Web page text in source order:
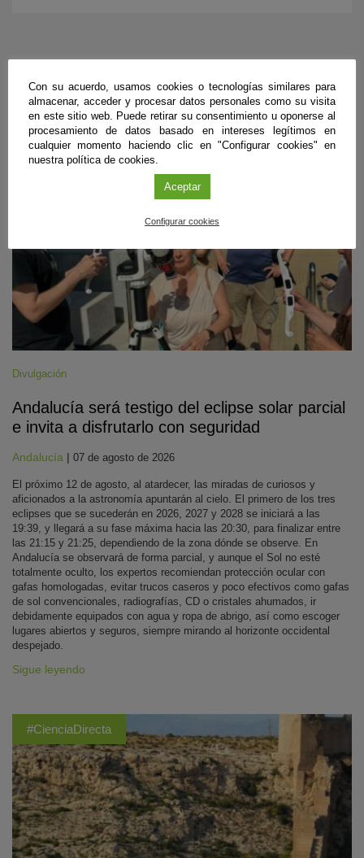
#CienciaDirecta
Divulgación
Andalucía será testigo del eclipse solar parcial
e invita a disfrutarlo con seguridad
Andalucía | 07 de agosto de 2026
El próximo 12 de agosto, al atardecer, las miradas de curiosos y
aficionados a la astronomía apuntarán al cielo. El primero de los tres
eclipses que se sucederán en 2026, 2027 y 2028 se iniciará a las
19:39, y llegará a su fase máxima hacia las 20:30, para finalizar entre
las 21:15 y 21:25, dependiendo de la zona dónde se observe. En
Andalucía se observará de forma parcial, y aunque el Sol no esté
totalmente oculto, los expertos recomiendan protección ocular con
gafas homologadas, evitar trucos caseros y poco efectivos como gafas
de sol convencionales, radiografías, CD o cristales ahumados, ir
debidamente equipados con agua y ropa de abrigo, así como escoger
lugares abiertos y seguros, siempre mirando al horizonte occidental
despejado.
Sigue leyendo
#CienciaDirecta
Con su acuerdo, usamos cookies o tecnologías similares para
almacenar, acceder y procesar datos personales como su visita
en este sitio web. Puede retirar su consentimiento u oponerse al
procesamiento de datos basado en intereses legítimos en
cualquier momento haciendo clic en "Configurar cookies" en
nuestra política de cookies.
Aceptar
Configurar cookies